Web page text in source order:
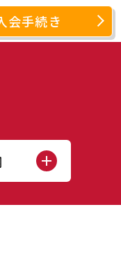
会手続き